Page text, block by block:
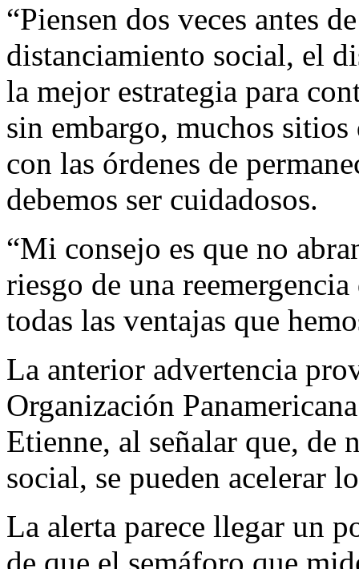
“Piensen dos veces antes
distanciamiento social, el
la mejor estrategia para
sin embargo, muchos
con las órdenes de
debemos ser cuidadosos.
“Mi consejo es que no
riesgo de una
todas las ventajas que
La anterior advertencia
Organización
Etienne, al señalar que, de
social, se pueden acelerar
La alerta parece llegar un
de que el semáforo que